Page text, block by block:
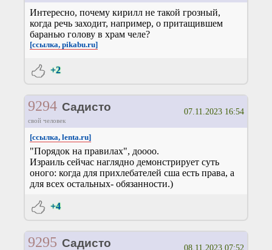
Интересно, почему кирилл не такой грозный,
когда речь заходит, например, о притащившем
баранью голову в храм челе?
[ссылка, pikabu.ru]
+2
9294 Садисто
свой человек
07.11.2023 16:54
[ссылка, lenta.ru]
"Порядок на правилах", доооо.
Израиль сейчас наглядно демонстрирует суть
оного: когда для прихлебателей сша есть права, а
для всех остальных- обязанности.)
+4
9295 Садисто 08.11.2023 07:52